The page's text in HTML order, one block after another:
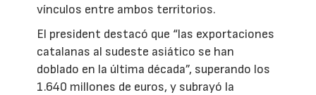
vínculos entre ambos territorios.
El president destacó que “las exportaciones
catalanas al sudeste asiático se han
doblado en la última década”, superando los
1.640 millones de euros, y subrayó la